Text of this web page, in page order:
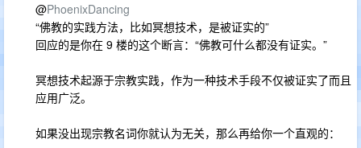
@PhoenixDancing
“佛教的实践方法，比如冥想技术，是被证实的”
回应的是你在 9 楼的这个断言：“佛教可什么都没有证实。”
冥想技术起源于宗教实践，作为一种技术手段不仅被证实了而且
应用广泛。
如果没出现宗教名词你就认为无关，那么再给你一个直观的：